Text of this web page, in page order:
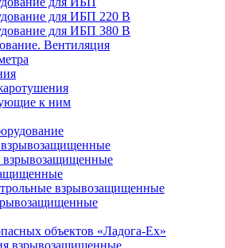
для ИБП 220 В
для ИБП 380 В
Вентиляция
к ним
взрывозащищенные
объектов «Ладога-Ex»
взрывозащищенные